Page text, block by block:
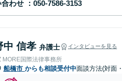
わせ
中 信孝 弁護士 インタビューを見る
MORE国際法律事務所
船橋市 からも相談受付中面談方法(対面